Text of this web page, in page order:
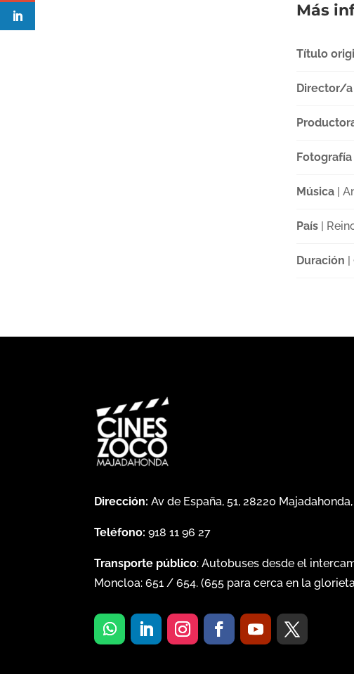
Más
Título
Director/a
Fotografía
Música|
País|
Duración |
Dirección: Av de España, 51, 28220
Teléfono: 918 11 96 27
Transporte público: Autobuses desde el
Moncloa:651 /654. (655 para cerca en la